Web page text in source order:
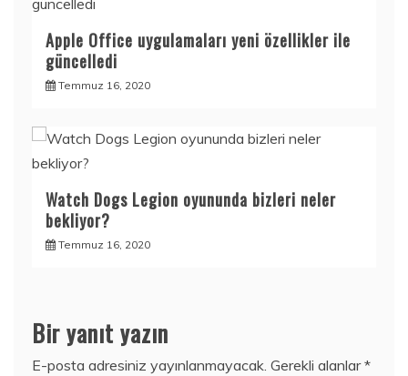
Apple Office uygulamaları yeni özellikler ile
güncelledi
Temmuz 16, 2020
Watch Dogs Legion oyununda bizleri neler
bekliyor?
Temmuz 16, 2020
Bir yanıt yazın
E-posta adresiniz yayınlanmayacak. Gerekli alanlar*